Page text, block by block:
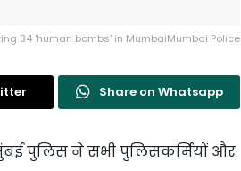
34 'human bombs' in MumbaiMumbai Police
Share on Whatsapp
पुलिस ने सभी पुलिसकर्मियों और